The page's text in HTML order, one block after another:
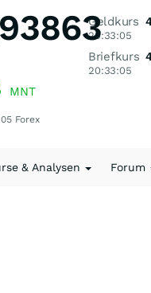
MNT
Forex
Geldkurs
20:33:05
Briefkurs
20:33:05
& Analysen Forum